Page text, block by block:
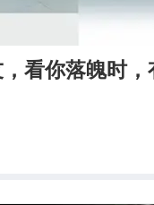
看你落魄时，